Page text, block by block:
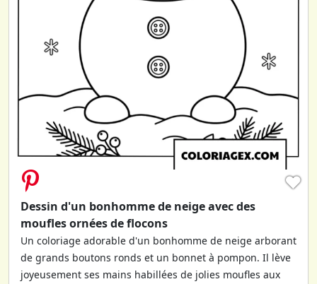
♥
Dessin d'un bonhomme de neige avec des
moufles ornées de flocons
Un coloriage adorable d'un bonhomme de neige arborant
de grands boutons ronds et un bonnet à pompon. Il lève
joyeusement ses mains habillées de jolies moufles aux